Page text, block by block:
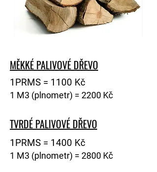
MĚKKÉ PALIVOVÉ DŘEVO
1PRMS = 1100 Kč
1 M3 (plnometr) = 2200 Kč
TVRDÉ PALIVOVÉ DŘEVO
1PRMS = 1400 Kč
1 M3 (plnometr) = 2800 Kč